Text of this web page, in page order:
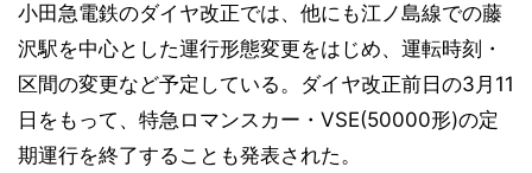
小田急電鉄のダイヤ改正では、他にも江ノ島線での藤
沢駅を中心とした運行形態変更をはじめ、運転時刻・
区間の変更など予定している。ダイヤ改正前日の3月11
日をもって、特急ロマンスカー・VSE(50000形)の定
期運行を終了することも発表された。